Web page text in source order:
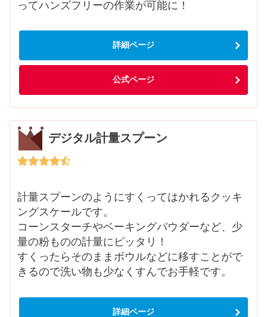
ってハンズフリーの作業が可能に！
詳細ページ
公式ページ
デジタル計量スプーン
計量スプーンのようにすくってはかれるクッキ
ングスケールです。
コーンスターチやベーキングパウダーなど、少
量の粉ものの計量にピッタリ！
すくったらそのままボウルなどに移すことがで
きるので洗い物も少なくすんでお手軽です。
詳細ページ